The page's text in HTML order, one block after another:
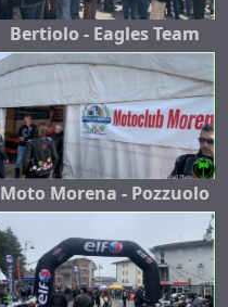
Bertiolo - Eagles Team
Moto Morena - Pozzuolo